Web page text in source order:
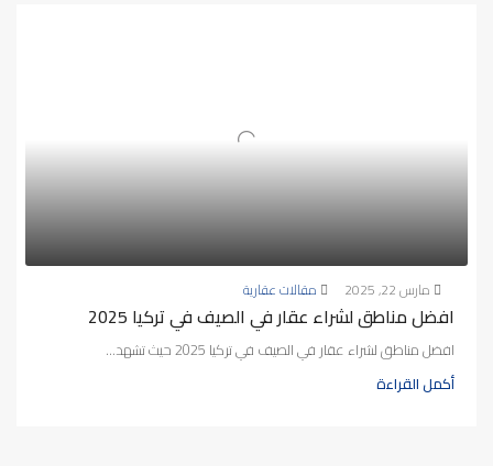
مارس 22, 2025 مقالات عقارية
افضل مناطق لشراء عقار في الصيف في تركيا 2025
افضل مناطق لشراء عقار في الصيف في تركيا 2025 حيث تشهد...
أكمل القراءة